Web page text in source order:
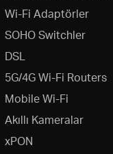
Wi-Fi Adaptörler
SOHO Switchler
DSL
5G/4G Wi-Fi Routers
Mobile Wi-Fi
Akıllı Kameralar
xPON